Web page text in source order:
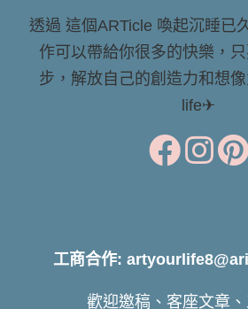
透過 這個ARTicle 喚起沉睡已
作可以帶給你很多的快樂，
步，解放自己的創造力和想
life✈
工商合作:
歡迎邀稿、客座文章